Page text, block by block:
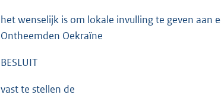
het wenselijk is om lokale invulling te geven aan
Ontheemden Oekraïne
BESLUIT
vast te stellen de